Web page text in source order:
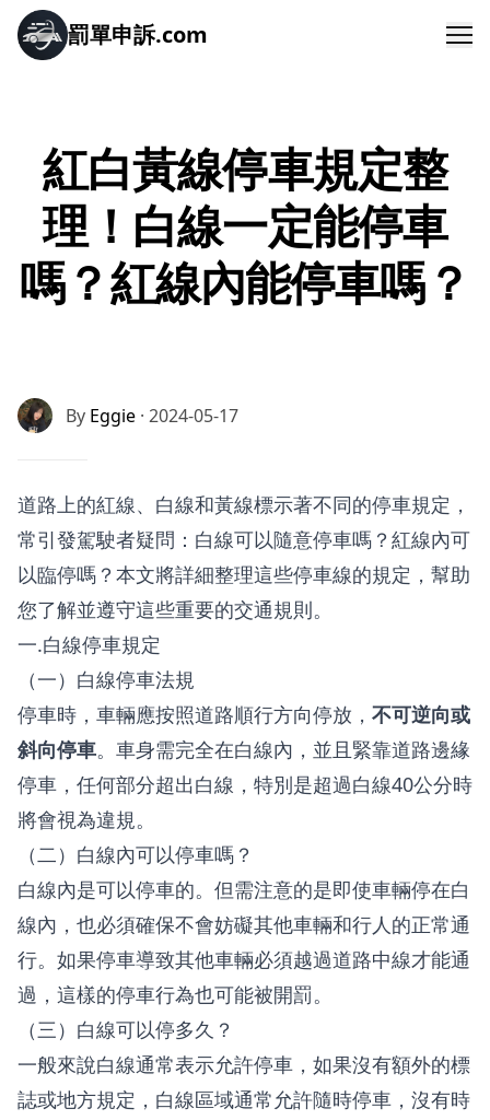
罰單申訴.com
紅白黃線停車規定整
理！白線一定能停車
嗎？紅線內能停車嗎？
By Eggie · 2024-05-17
道路上的紅線、白線和黃線標示著不同的停車規定，
常引發駕駛者疑問：白線可以隨意停車嗎？紅線內可
以臨停嗎？本文將詳細整理這些停車線的規定，幫助
您了解並遵守這些重要的交通規則。
一.白線停車規定
（一）白線停車法規
停車時，車輛應按照道路順行方向停放， 不可逆向或
斜向停車。車身需完全在白線內，並且緊靠道路邊緣
停車，任何部分超出白線，特別是超過白線40公分時
將會視為違規。
（二）白線內可以停車嗎？
白線內是可以停車的。但需注意的是即使車輛停在白
線內，也必須確保不會妨礙其他車輛和行人的正常通
行。如果停車導致其他車輛必須越過道路中線才能通
過，這樣的停車行為也可能被開罰。
（三）白線可以停多久？
一般來說白線通常表示允許停車，如果沒有額外的標
誌或地方規定，白線區域通常允許隨時停車，沒有時